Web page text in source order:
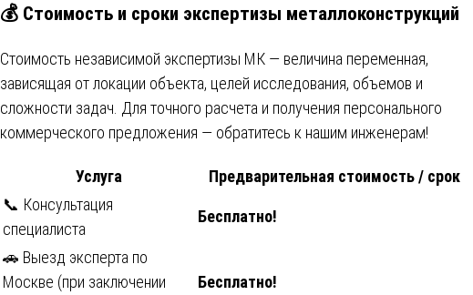
💰 Стоимость и сроки экспертизы металлоконструкций
Стоимость независимой экспертизы МК — величина переменная,
зависящая от локации объекта, целей исследования, объемов и
сложности задач. Для точного расчета и получения персонального
коммерческого предложения — обратитесь к нашим инженерам!
Услуга
Предварительная стоимость / срок
📞 Консультация
специалиста
Бесплатно!
🚗 Выезд эксперта по
Москве (при заключении
Бесплатно!